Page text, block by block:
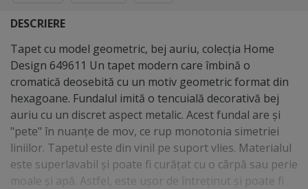
DESCRIERE
Tapet cu model geometric, bej auriu, colecţia Home
Design 649611 Un tapet modern care îmbină o
cromatică deosebită cu un motiv geometric format din
hexagoane. Fundalul imită o tencuială decorativă bej
auriu cu un discret aspect metalic. Acest fundal are şi
"pete" în nuanţe de mov, ce rup monotonia simetriei
liniilor. Tapetul este din vinil pe suport vlies. Materialul
este superlavabil şi poate fi curăţat cu o cârpă sau perie
moale şi apă. Astfel, este uşor de întreţinut şi poate fi